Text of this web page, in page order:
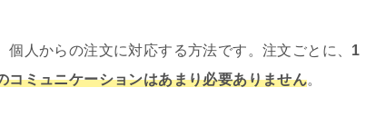
人からの注文に対応する方法です。注文ごとに、 1
コミュニケーションはあまり必要ありません。